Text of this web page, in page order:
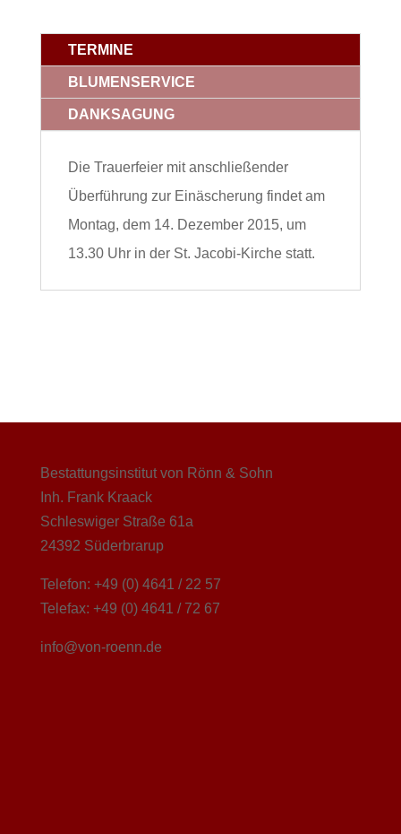
TERMINE
BLUMENSERVICE
DANKSAGUNG
Die Trauerfeier mit anschließender
Überführung zur Einäscherung findet am
Montag, dem 14. Dezember 2015, um
13.30 Uhr in der St. Jacobi-Kirche statt.
Bestattungsinstitut von Rönn & Sohn
Inh. Frank Kraack
Schleswiger Straße 61a
24392 Süderbrarup
Telefon: +49 (0) 4641 / 22 57
Telefax: +49 (0) 4641 / 72 67
info@von-roenn.de